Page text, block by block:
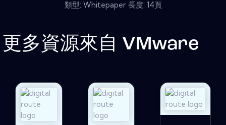
類型: Whitepaper 長度: 14頁
更多資源來自 VMware